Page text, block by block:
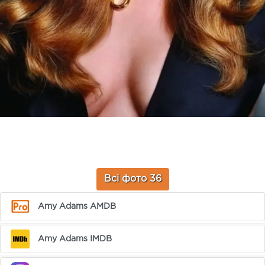
Всі фото 36
Amy Adams AMDB
Amy Adams IMDB